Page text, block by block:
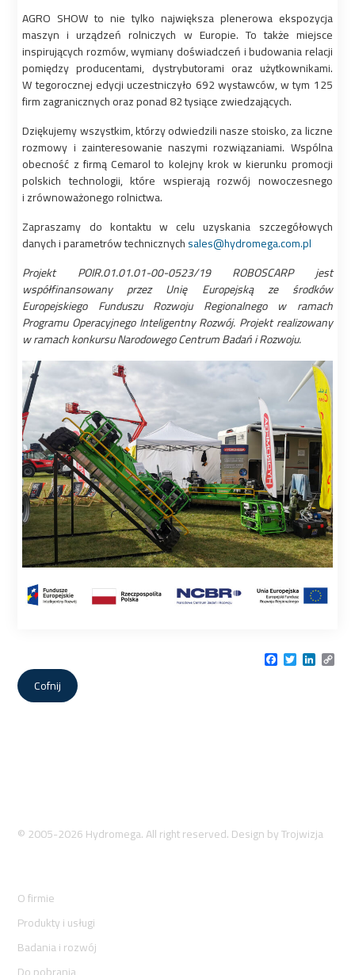
AGRO SHOW to nie tylko największa plenerowa ekspozycja
maszyn i urządzeń rolniczych w Europie. To także miejsce
inspirujących rozmów, wymiany doświadczeń i budowania relacji
pomiędzy producentami, dystrybutorami oraz użytkownikami.
W tegorocznej edycji uczestniczyło 692 wystawców, w tym 125
firm zagranicznych oraz ponad 82 tysiące zwiedzających.
Dziękujemy wszystkim, którzy odwiedzili nasze stoisko, za liczne
rozmowy i zainteresowanie naszymi rozwiązaniami. Wspólna
obecność z firmą Cemarol to kolejny krok w kierunku promocji
polskich technologii, które wspierają rozwój nowoczesnego
i zrównoważonego rolnictwa.
Zapraszamy do kontaktu w celu uzyskania szczegółowych
danych i parametrów technicznychsales@hydromega.com.pl
Projekt POIR.01.01.01-00-0523/19 ROBOSCARP jest
współfinansowany przez Unię Europejską ze środków
Europejskiego Funduszu Rozwoju Regionalnego w ramach
Programu Operacyjnego Inteligentny Rozwój. Projekt realizowany
w ramach konkursu Narodowego Centrum Badań i Rozwoju.
Facebook
Twitter
Link
Cofnij
© 2005-2026 Hydromega. All right reserved. Design byTrojwizja
O firmie
Produkty i usługi
Badania i rozwój